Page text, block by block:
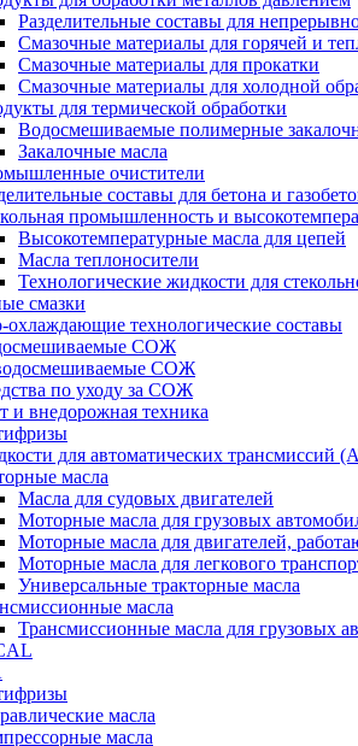
Разделительные составы для
Смазочные материалы для горячей и
Смазочные материалы для прокатки
Смазочные материалы для холодной
для термической обработки
Водосмешиваемые полимерные
Закалочные масла
очистители
составы для бетона и
промышленность и
Высокотемпературные масла для цепей
Масла теплоносители
Технологические жидкости для
смазки
охлаждающие технологические составы
СОЖ
СОЖ
по уходу за СОЖ
и внедорожная техника
для автоматических трансмиссий
масла
Масла для судовых двигателей
Моторные масла для грузовых
Моторные масла для двигателей,
Моторные масла для легкового
Универсальные тракторные масла
масла
Трансмиссионные масла для грузовых
масла
масла